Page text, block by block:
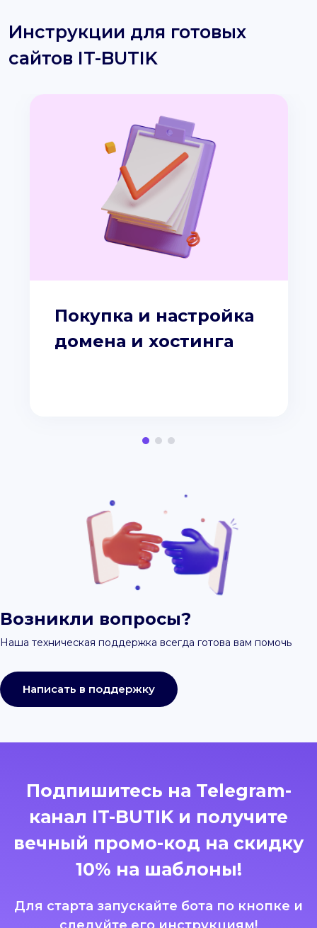
Инструкции для готовых
сайтов IT-BUTIK
Покупка и настройка
домена и хостинга
Возникли вопросы?
Наша техническая поддержка всегда готова вам помочь
Написать в поддержку
Подпишитесь на Telegram-
канал IT-BUTIK и получите
вечный промо-код на скидку
10% на шаблоны!
Для старта запускайте бота по кнопке и